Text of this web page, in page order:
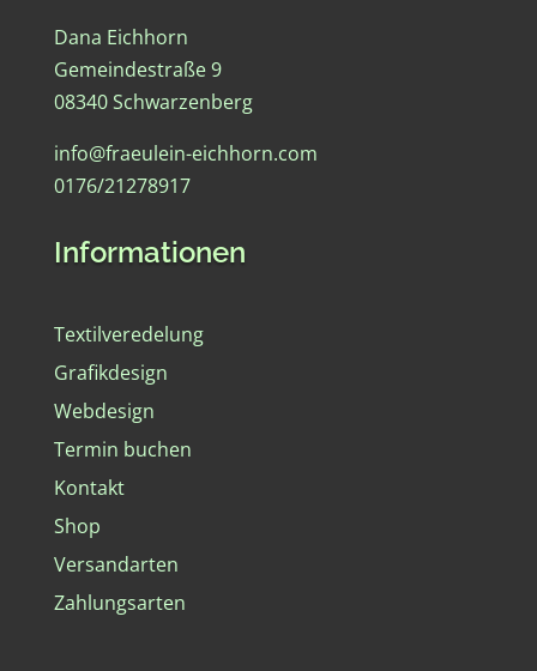
Dana Eichhorn
Gemeindestraße 9
08340 Schwarzenberg
info@fraeulein-eichhorn.com
0176/21278917
Informationen
Textilveredelung
Grafikdesign
Webdesign
Termin buchen
Kontakt
Shop
Versandarten
Zahlungsarten